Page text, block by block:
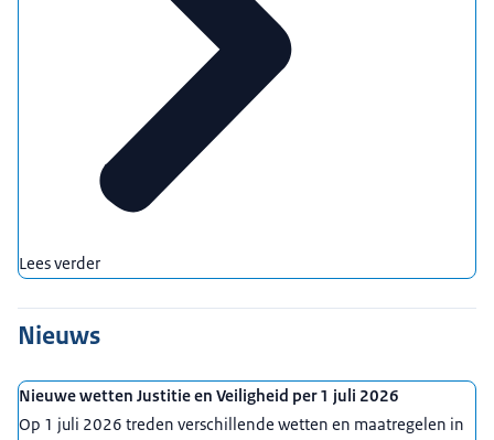
Lees verder
Nieuws
Nieuwe wetten Justitie en Veiligheid per 1 juli 2026
Op 1 juli 2026 treden verschillende wetten en maatregelen in